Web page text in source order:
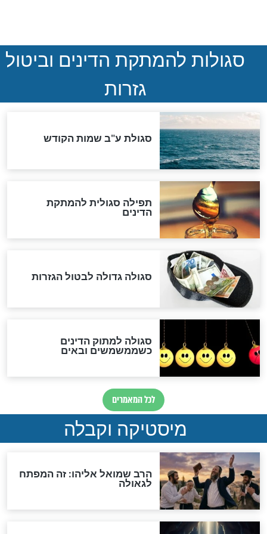
הותר לפרסום: לוחמי מילואים
נהרגו בדרום לבנון
ההסכם החשאי של טראמפ
ואיראן: בלי שקיפות ועם הרבה
סימני שאלה
המסמך האבוד שנחשף
במרתפי מוסקבה: כתב היד
הנדיר של הרשב"ם התגלה
"מודה לקב"ה על כל השנים"
לכל המאמרים
אחרית הימים
האם אפשר לחשב את הקץ?